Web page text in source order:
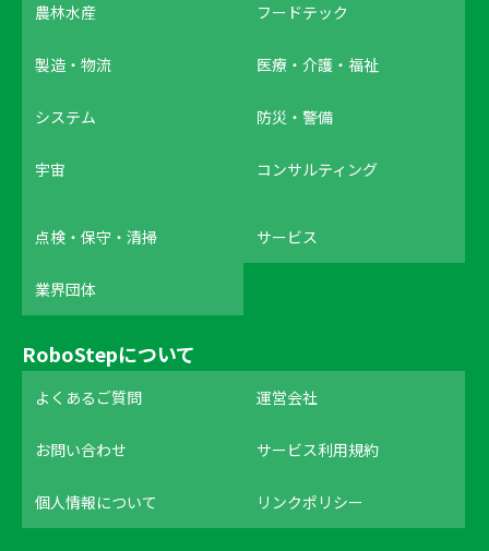
農林水産 フードテック
製造・物流 医療・介護・福祉
システム 防災・警備
宇宙 コンサルティング
点検・保守・清掃 サービス
業界団体
RoboStepについて
よくあるご質問 運営会社
お問い合わせ サービス利用規約
個人情報について リンクポリシー